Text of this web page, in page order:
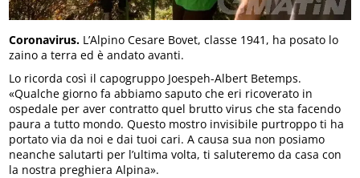
Coronavirus. L’Alpino Cesare Bovet, classe 1941, ha posato lo
zaino a terra ed è andato avanti.
Lo ricorda così il capogruppo Joespeh-Albert Betemps.
«Qualche giorno fa abbiamo saputo che eri ricoverato in
ospedale per aver contratto quel brutto virus che sta facendo
paura a tutto mondo. Questo mostro invisibile purtroppo ti ha
portato via da noi e dai tuoi cari. A causa sua non posiamo
neanche salutarti per l’ultima volta, ti saluteremo da casa con
la nostra preghiera Alpina».